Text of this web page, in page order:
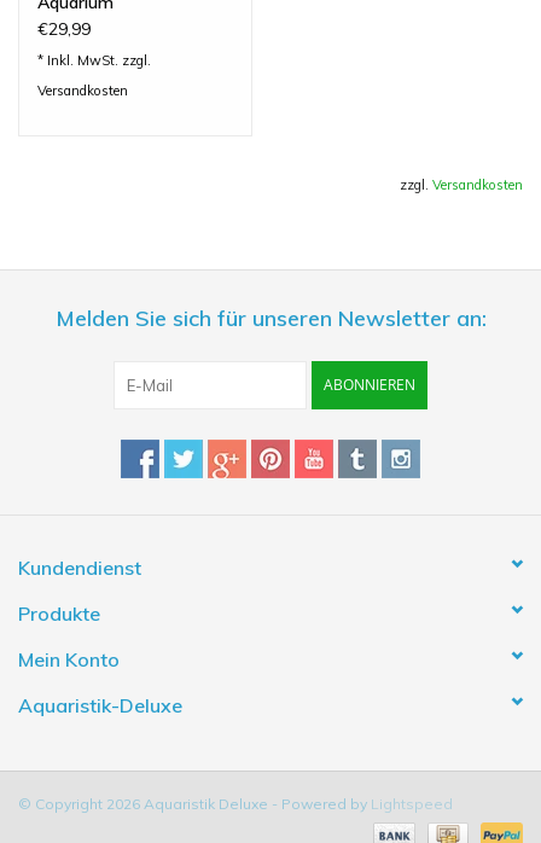
€29,99
* Inkl. MwSt. zzgl.
Versandkosten
zzgl. Versandkosten
Melden Sie sich für unseren Newsletter an:
ABONNIEREN
Kundendienst
Produkte
Mein Konto
Aquaristik-Deluxe
© Copyright 2026 Aquaristik Deluxe - Powered by Lightspeed